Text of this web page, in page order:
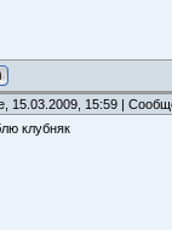
15.03.2009, 15:59 |
клубняк